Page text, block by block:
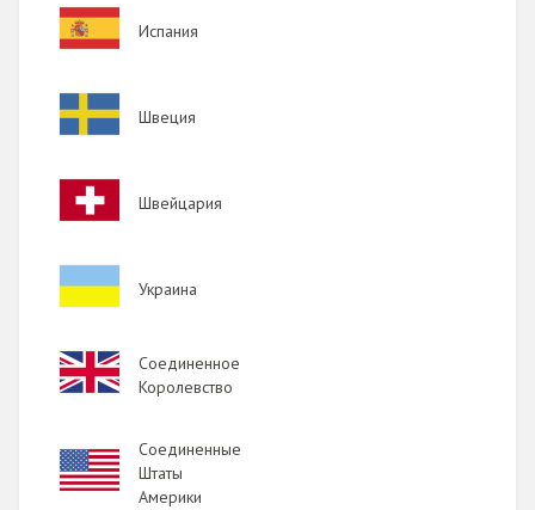
Image
Испания
Image
Швеция
Image
Швейцария
Украина
Image
Соединенное
Королевство
Image
Соединенные
Штаты
Америки